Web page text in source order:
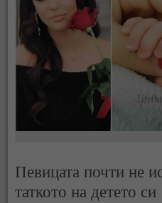
Певицата почти не
таткото на детето си